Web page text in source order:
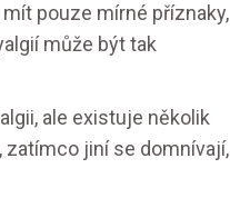
pouze mírné příznaky,
může být tak
ale existuje několik
jiní se domnívají,